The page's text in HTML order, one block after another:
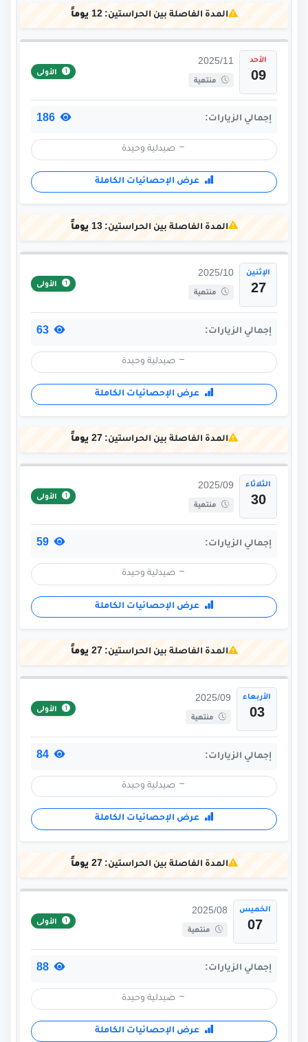
المدة الفاصلة بين الحراستين:12 يوماً
الأحد
09
2025/11
منتهية
الأولى
إجمالي الزيارات:
صيدلية وحيدة
عرض الإحصائيات الكاملة
المدة الفاصلة بين الحراستين:13 يوماً
الإثنين
27
2025/10
منتهية
الأولى
إجمالي الزيارات:
صيدلية وحيدة
عرض الإحصائيات الكاملة
المدة الفاصلة بين الحراستين: 27 يوماً
الثلاثاء
30
2025/09
منتهية
الأولى
إجمالي الزيارات:
صيدلية وحيدة
عرض الإحصائيات الكاملة
المدة الفاصلة بين الحراستين: 27 يوماً
الأربعاء
03
2025/09
منتهية
الأولى
إجمالي الزيارات:
صيدلية وحيدة
عرض الإحصائيات الكاملة
المدة الفاصلة بين الحراستين: 27 يوماً
الخميس
07
2025/08
منتهية
الأولى
إجمالي الزيارات:
صيدلية وحيدة
عرض الإحصائيات الكاملة